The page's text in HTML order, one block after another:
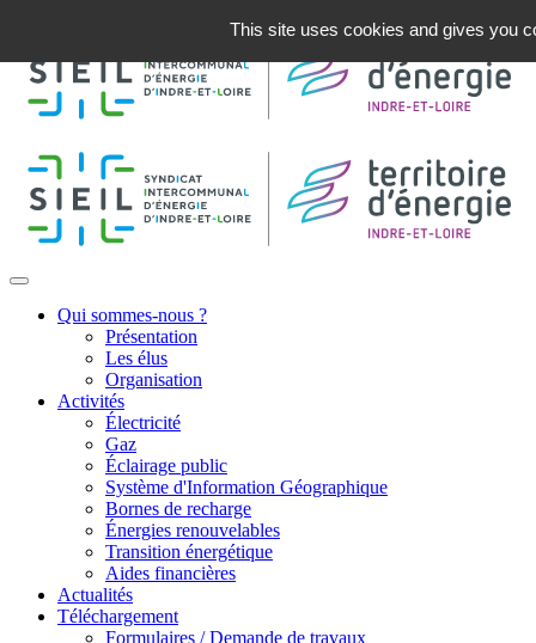
Qui sommes-nous ?
Présentation
Les élus
Organisation
Activités
Électricité
Gaz
Éclairage public
Système d'Information Géographique
Bornes de recharge
Énergies renouvelables
Transition énergétique
Aides financières
Actualités
Téléchargement
Formulaires / Demande de travaux
This site uses cookies and gives you